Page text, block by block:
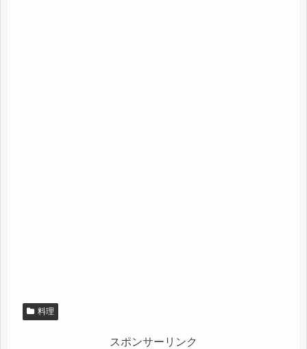
料理
スポンサーリンク